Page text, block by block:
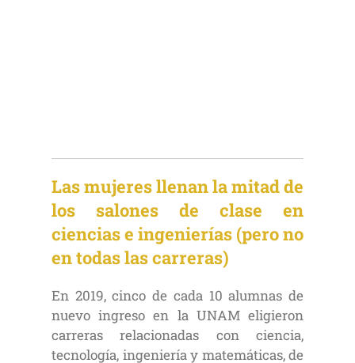
Las mujeres llenan la mitad de
los salones de clase en
ciencias e ingenierías (pero no
en todas las carreras)
En 2019, cinco de cada 10 alumnas de
nuevo ingreso en la UNAM eligieron
carreras relacionadas con ciencia,
tecnología, ingeniería y matemáticas, de